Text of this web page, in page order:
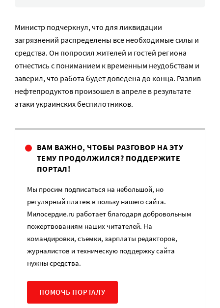
Министр подчеркнул, что для ликвидации
загрязнений распределены все необходимые силы и
средства. Он попросил жителей и гостей региона
отнестись с пониманием к временным неудобствам и
заверил, что работа будет доведена до конца. Разлив
нефтепродуктов произошел в апреле в результате
атаки украинских беспилотников.
ВАМ ВАЖНО, ЧТОБЫ РАЗГОВОР НА ЭТУ
ТЕМУ ПРОДОЛЖИЛСЯ? ПОДДЕРЖИТЕ
ПОРТАЛ!
Мы просим подписаться на небольшой, но
регулярный платеж в пользу нашего сайта.
Милосердие.ru работает благодаря добровольным
пожертвованиям наших читателей. На
командировки, съемки, зарплаты редакторов,
журналистов и техническую поддержку сайта
нужны средства.
ПОМОЧЬ ПОРТАЛУ